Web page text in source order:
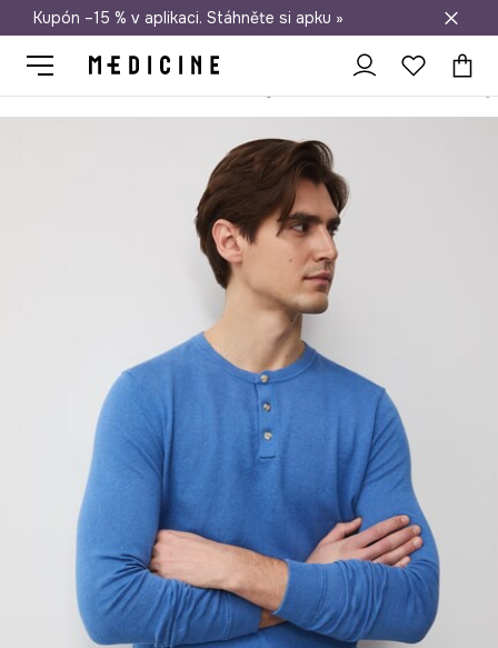
Doprava zdarma při nákupu nad 1 200 Kč
Kupón –15 % v aplikaci. Stáhněte si apku »